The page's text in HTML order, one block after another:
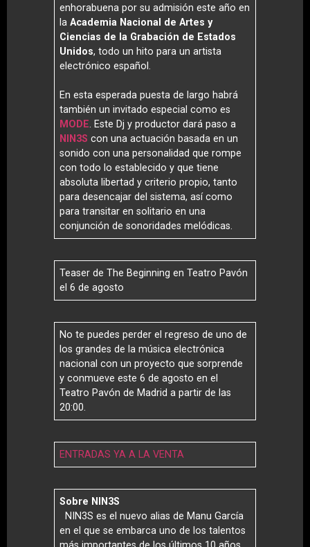
enhorabuena por su admisión este año en
laAcademia Nacional de Artes y
Ciencias de la Grabación de Estados
Unidos, todo un hito para un artista
electrónico español.
En esta esperada puesta de largo habrá
también un invitado especial como es
MODE. Este Dj y productor dará paso a
NIN3S con una actuación basada en un
sonido con una personalidad que rompe
con todo lo establecido y que tiene
absoluta libertad y criterio propio, tanto
para desencajar del sistema, así como
para transitar en solitario en una
conjunción de sonoridades melódicas.
Teaser de The Beginning en Teatro Pavón
el 6 de agosto
No te puedes perder el regreso de uno de
los grandes de la música electrónica
nacional con un proyecto que sorprende
y conmueve este 6 de agosto en el
Teatro Pavón de Madrid a partir de las
20:00.
ENTRADAS YA A LA VENTA
Sobre NIN3S
NIN3S es el nuevo alias de Manu García
en el que se embarca uno de los talentos